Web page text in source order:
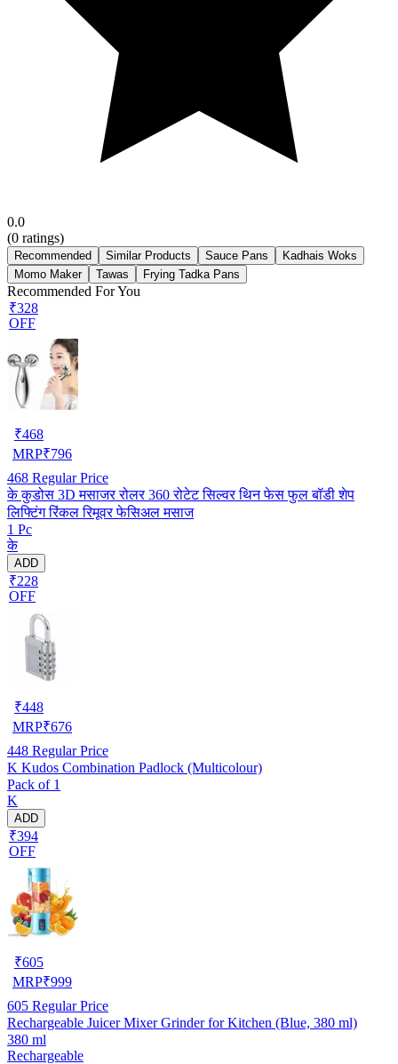
0.0
(0 ratings)
Recommended Similar Products Sauce Pans
Kadhais Woks
Momo Maker
Tawas Frying Tadka Pans
Recommended For You
₹328
OFF
₹468
MRP₹796
468 Regular Price
के कुडोस 3D मसाजर रोलर 360 रोटेट सिल्वर थिन फेस फुल बॉडी शेप
लिफ्टिंग रिंकल रिमूवर फेसिअल मसाज
1 Pc
के
ADD
₹228
OFF
₹448
MRP₹676
448 Regular Price
K Kudos Combination Padlock (Multicolour)
Pack of 1
K
ADD
₹394
OFF
₹605
MRP₹999
605 Regular Price
Rechargeable Juicer Mixer Grinder for Kitchen (Blue, 380 ml)
380 ml
Rechargeable